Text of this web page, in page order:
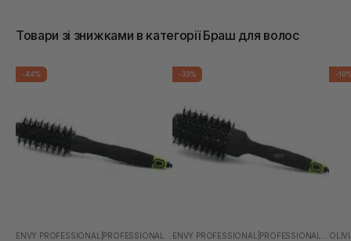
Товари зі знижками в категорії Браш для волос
-44%
ENVY PROFESSIONAL
-33%
ENVY PROFESSIONAL
-